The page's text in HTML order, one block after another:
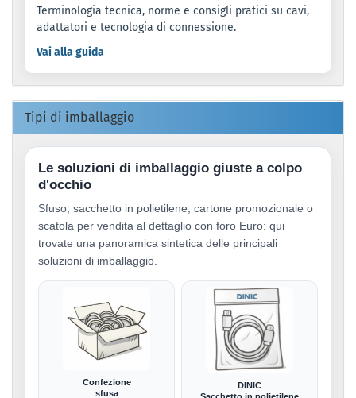
Terminologia tecnica, norme e consigli pratici su cavi,
adattatori e tecnologia di connessione.
Vai alla guida
Tipi di imballaggio
Le soluzioni di imballaggio giuste a colpo
d'occhio
Sfuso, sacchetto in polietilene, cartone promozionale o
scatola per vendita al dettaglio con foro Euro: qui
trovate una panoramica sintetica delle principali
soluzioni di imballaggio.
Confezione
sfusa
DINIC